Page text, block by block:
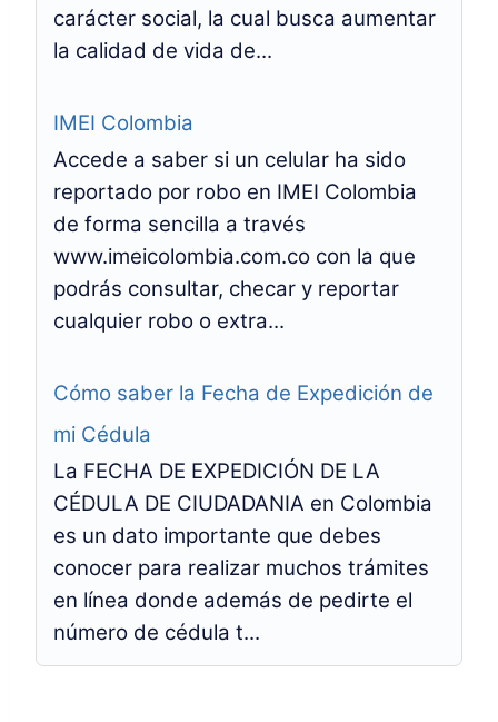
carácter social, la cual busca aumentar
la calidad de vida de...
IMEI Colombia
Accede a saber si un celular ha sido
reportado por robo en IMEI Colombia
de forma sencilla a través
www.imeicolombia.com.co con la que
podrás consultar, checar y reportar
cualquier robo o extra...
Cómo saber la Fecha de Expedición de
mi Cédula
La FECHA DE EXPEDICIÓN DE LA
CÉDULA DE CIUDADANIA en Colombia
es un dato importante que debes
conocer para realizar muchos trámites
en línea donde además de pedirte el
número de cédula t...